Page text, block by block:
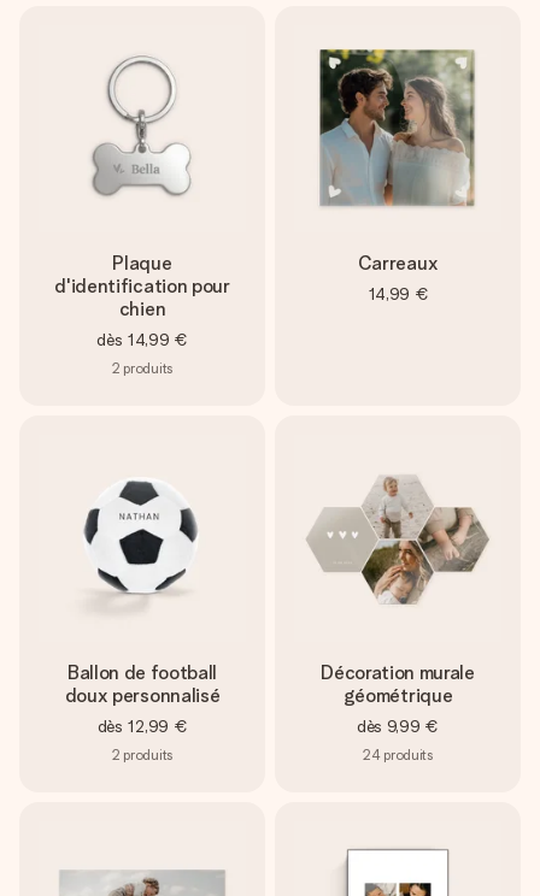
Plaque
d'identification pour
chien
dès 14,99 €
2 produits
Carreaux
14,99 €
Ballon de football
doux personnalisé
dès 12,99 €
2 produits
Décoration murale
géométrique
dès 9,99 €
24 produits